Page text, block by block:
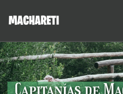
Capitanías de